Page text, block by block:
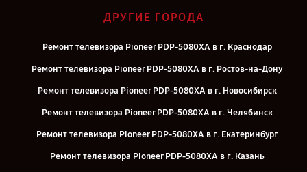
ДРУГИЕ ГОРОДА
Ремонт телевизора Pioneer PDP-5080XA в г. Краснодар
Ремонт телевизора Pioneer PDP-5080XA в г. Ростов-на-Дону
Ремонт телевизора Pioneer PDP-5080XA в г. Новосибирск
Ремонт телевизора Pioneer PDP-5080XA в г. Челябинск
Ремонт телевизора Pioneer PDP-5080XA в г. Екатеринбург
Ремонт телевизора Pioneer PDP-5080XA в г. Казань